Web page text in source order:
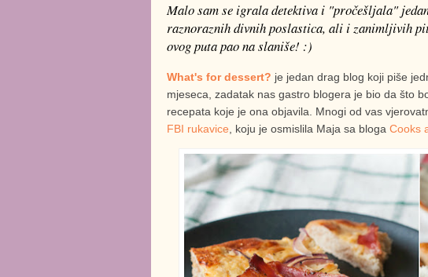
Malo sam se igrala detektiva i "pročešljala"
raznoraznih divnih poslastica, ali i zanimljivih
ovog puta pao na slaniše! :)
What's for dessert? je jedan drag blog koji piše
mjeseca, zadatak nas gastro blogera je bio da što
recepata koje je ona objavila. Mnogi od vas
FBI rukavice , koju je osmislila Maja sa bloga Cooks